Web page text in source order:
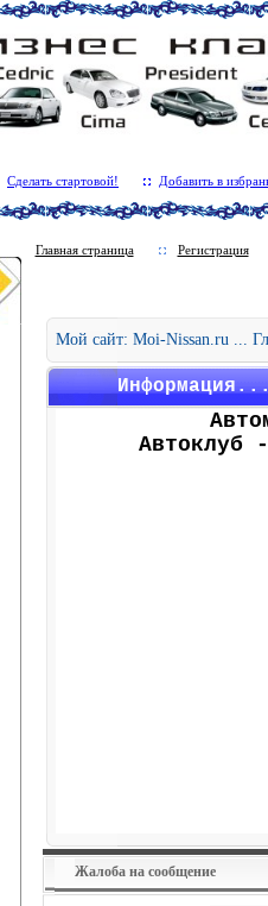
Сделать стартовой! Добавить в
Главная страница Регистрация
Мой сайт: Moi-Nissan.ru ...
Автоклуб
Жалоба на сообщение